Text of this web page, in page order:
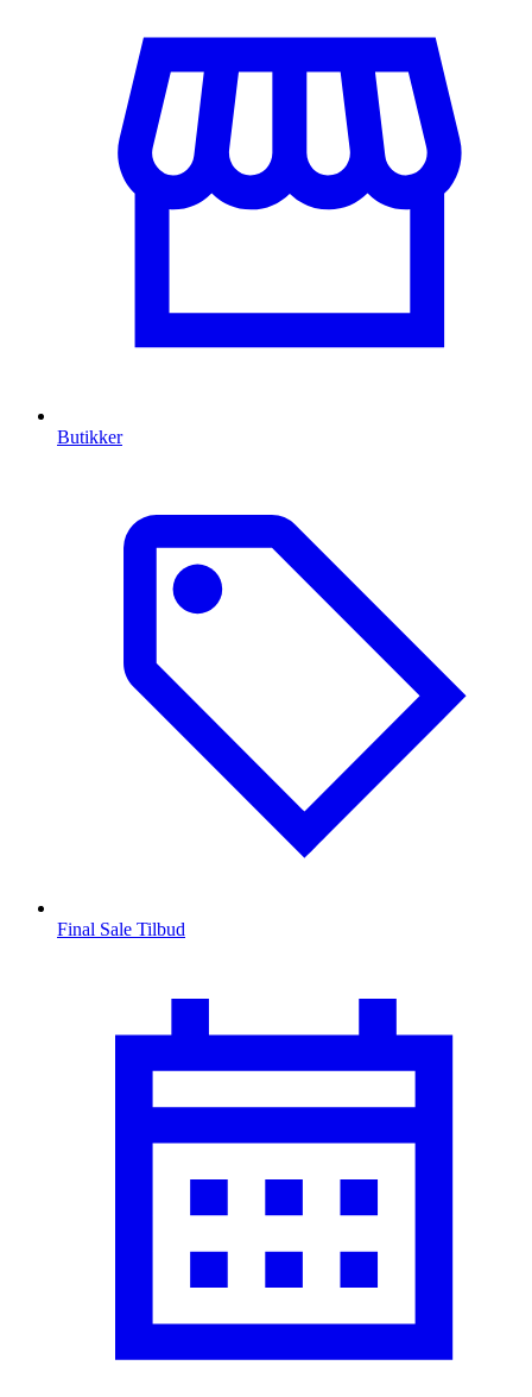
Butikker
Final Sale Tilbud